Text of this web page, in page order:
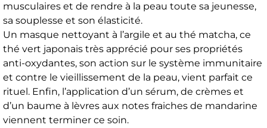
musculaires et de rendre à la peau toute sa jeunesse,
sa souplesse et son élasticité.
Un masque nettoyant à l’argile et au thé matcha, ce
thé vert japonais très apprécié pour ses propriétés
anti-oxydantes, son action sur le système immunitaire
et contre le vieillissement de la peau, vient parfait ce
rituel. Enfin, l’application d’un sérum, de crèmes et
d’un baume à lèvres aux notes fraiches de mandarine
viennent terminer ce soin.